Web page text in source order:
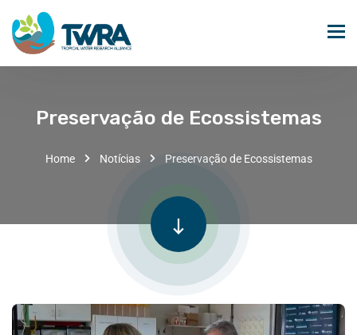
Preservação de Ecossistemas
Home Notícias Preservação de Ecossistemas